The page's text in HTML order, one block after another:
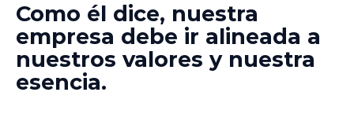
Como él dice, nuestra
empresa debe ir alineada a
nuestros valores y nuestra
esencia.